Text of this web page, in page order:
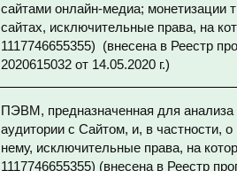
сайтами онлайн-медиа; монетизации
сайтах, исключительные права, на
1117746655355) (внесена в Реестр
2020615032 от 14.05.2020 г.)
ПЭВМ, предназначенная для
аудитории с Сайтом, и, в частности,
нему, исключительные права, на
1117746655355) (внесена в Реестр